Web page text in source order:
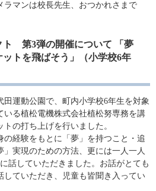
ラマンは校長先生、おつかれさまで
ト 第3弾の開催について 「夢
トを飛ばそう」（小学校6年
運動公園で、町内小学校6年生を対象
いる植松電機株式会社植松努専務を講
の打ち上げを行いました。
経験をもとに「夢」を持つこと・追
」実現のための方法、更には一人一人
話していただきました。お話がとても
していただき、児童も皆聞き入ってい